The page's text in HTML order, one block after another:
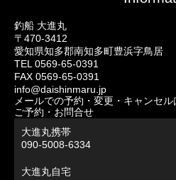
釣船 大進丸
〒470-3412
愛知県知多郡南知多町豊浜字鳥居
TEL 0569-65-0391
FAX 0569-65-0391
info@daishinmaru.jp
メールでの予約・変更・キャンセル
ご予約・お問合せ
大進丸携帯
090-5008-6334
大進丸自宅